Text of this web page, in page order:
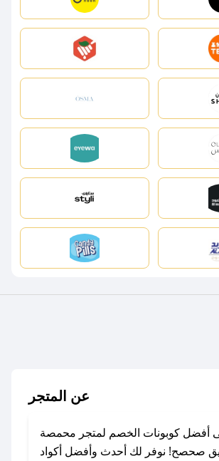
عن المتجر
أفضل كوبونات الخصم لمتجر محمصة
صحصح! نوفر لك أحدث وأفضل أكواد